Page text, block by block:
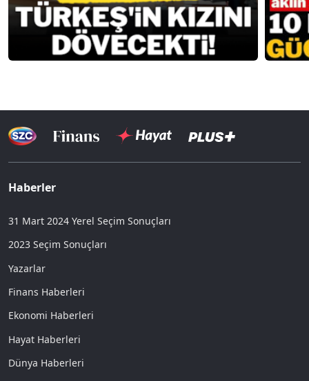
Haberler
31 Mart 2024 Yerel Seçim Sonuçları
2023 Seçim Sonuçları
Yazarlar
Finans Haberleri
Ekonomi Haberleri
Hayat Haberleri
Dünya Haberleri